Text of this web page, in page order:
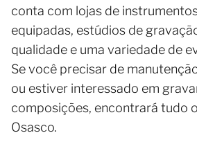
conta com lojas de
equipadas, estúdios de
qualidade e uma variedade de
Se você precisar de
ou estiver interessado em
composições, encontrará tudo
Osasco.